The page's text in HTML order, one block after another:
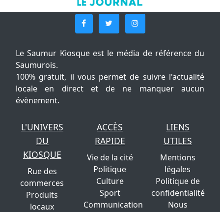
Le Saumur Kiosque est le média de référence du
Saumurois.
100% gratuit, il vous permet de suivre l'actualité
locale en direct et de ne manquer aucun
évènement.
L'UNIVERS
DU
KIOSQUE
Rue des
commerces
Produits
locaux
ACCÈS
RAPIDE
Vie de la cité
Politique
Culture
Sport
Communication
LIENS
UTILES
Mentions
légales
Politique de
confidentialité
Nous